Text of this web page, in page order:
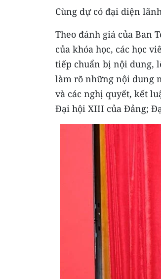
Cùng dự có đại diện
Theo đánh giá của Ban
của khóa học, các học
tiếp chuẩn bị nội dung,
làm rõ những nội dung
và các nghị quyết, kết
Đại hội XIII của Đảng;